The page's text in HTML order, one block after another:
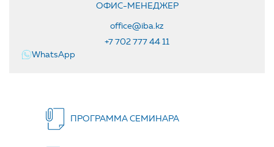
ОФИС-МЕНЕДЖЕР
office@iba.kz
+7 702 777 44 11
WhatsApp
ПРОГРАММА СЕМИНАРА